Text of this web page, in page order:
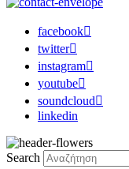
facebook
twitter
instagram
youtube
soundcloud
linkedin
Search